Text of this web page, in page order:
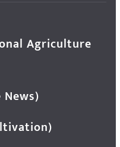
Agriculture
News)